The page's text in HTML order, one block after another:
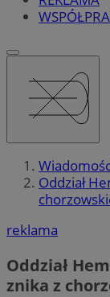
Oddział
reklama
Oddział
znika z